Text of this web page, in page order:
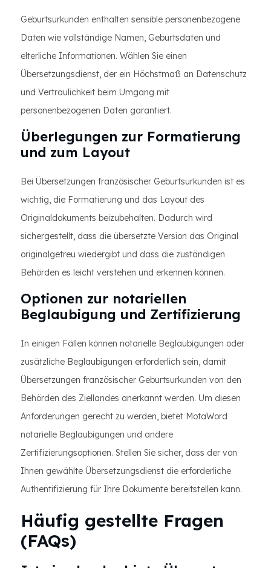
Geburtsurkunden enthalten sensible personenbezogene
Daten wie vollständige Namen, Geburtsdaten und
elterliche Informationen. Wählen Sie einen
Übersetzungsdienst, der ein Höchstmaß an Datenschutz
und Vertraulichkeit beim Umgang mit
personenbezogenen Daten garantiert.
Überlegungen zur Formatierung
und zum Layout
Bei Übersetzungen französischer Geburtsurkunden ist es
wichtig, die Formatierung und das Layout des
Originaldokuments beizubehalten. Dadurch wird
sichergestellt, dass die übersetzte Version das Original
originalgetreu wiedergibt und dass die zuständigen
Behörden es leicht verstehen und erkennen können.
Optionen zur notariellen
Beglaubigung und Zertifizierung
In einigen Fällen können notarielle Beglaubigungen oder
zusätzliche Beglaubigungen erforderlich sein, damit
Übersetzungen französischer Geburtsurkunden von den
Behörden des Ziellandes anerkannt werden. Um diesen
Anforderungen gerecht zu werden, bietet MotaWord
notarielle Beglaubigungen und andere
Zertifizierungsoptionen. Stellen Sie sicher, dass der von
Ihnen gewählte Übersetzungsdienst die erforderliche
Authentifizierung für Ihre Dokumente bereitstellen kann.
Häufig gestellte Fragen
(FAQs)